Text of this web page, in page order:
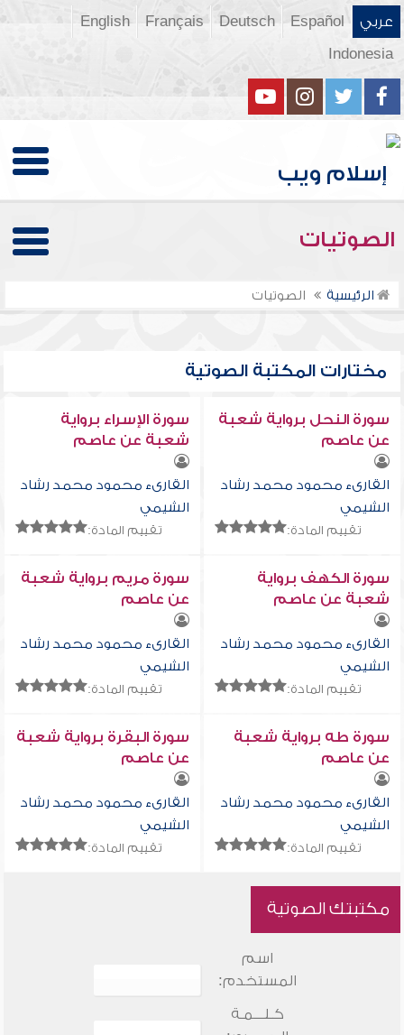
عربي Español
Deutsch
Français
English
Indonesia
الصوتيات
الرئيسية الصوتيات
مختارات المكتبة الصوتية
سورة النحل برواية شعبة
عن عاصم
القارىء محمود محمد رشاد
الشيمي
تقييم المادة:
سورة الإسراء برواية
شعبة عن عاصم
القارىء محمود محمد رشاد
الشيمي
تقييم المادة:
سورة الكهف برواية
شعبة عن عاصم
القارىء محمود محمد رشاد
الشيمي
تقييم المادة:
سورة مريم برواية شعبة
عن عاصم
القارىء محمود محمد رشاد
الشيمي
تقييم المادة:
سورة طه برواية شعبة
عن عاصم
القارىء محمود محمد رشاد
الشيمي
تقييم المادة:
سورة البقرة برواية شعبة
عن عاصم
القارىء محمود محمد رشاد
الشيمي
تقييم المادة:
مكتبتك الصوتية
اسم
المستخدم:
كـلـــمـة